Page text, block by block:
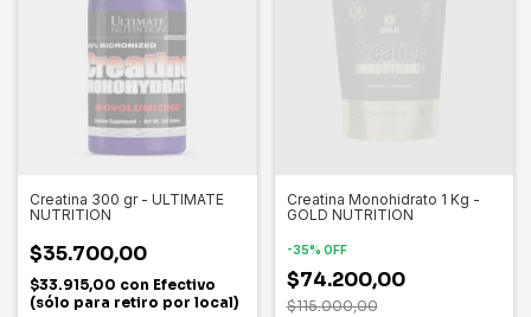
Creatina 300 gr - ULTIMATE
NUTRITION
$35.700,00
$33.915,00 con Efectivo
(sólo para retiro por local)
Creatina Monohidrato 1 Kg -
GOLD NUTRITION
-35% OFF
$74.200,00
$115.000,00